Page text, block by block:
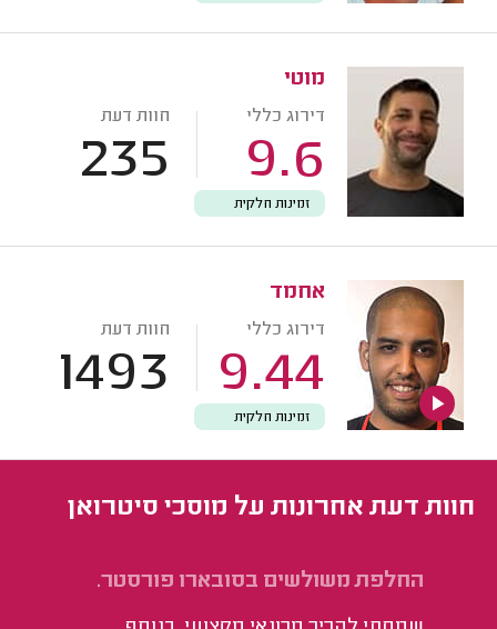
מוטי
דירוג כללי
9.6
חוות דעת
235
זמינות חלקית
אחמד
דירוג כללי
9.44
חוות דעת
1493
זמינות חלקית
חוות דעת אחרונות על מוסכי סיטרואן
החלפת משולשים בסובארו פורסטר.